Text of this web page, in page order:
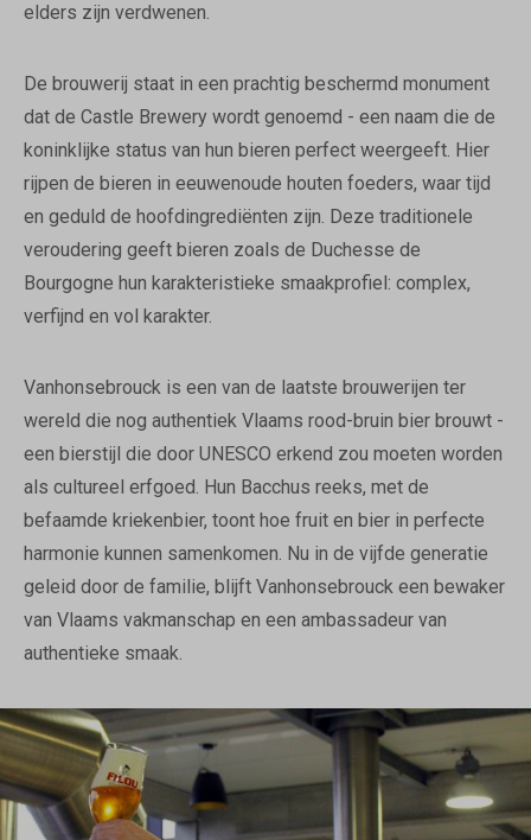
elders zijn verdwenen.
De brouwerij staat in een prachtig beschermd monument
dat de Castle Brewery wordt genoemd - een naam die de
koninklijke status van hun bieren perfect weergeeft. Hier
rijpen de bieren in eeuwenoude houten foeders, waar tijd
en geduld de hoofdingrediënten zijn. Deze traditionele
veroudering geeft bieren zoals de Duchesse de
Bourgogne hun karakteristieke smaakprofiel: complex,
verfijnd en vol karakter.
Vanhonsebrouck is een van de laatste brouwerijen ter
wereld die nog authentiek Vlaams rood-bruin bier brouwt -
een bierstijl die door UNESCO erkend zou moeten worden
als cultureel erfgoed. Hun Bacchus reeks, met de
befaamde kriekenbier, toont hoe fruit en bier in perfecte
harmonie kunnen samenkomen. Nu in de vijfde generatie
geleid door de familie, blijft Vanhonsebrouck een bewaker
van Vlaams vakmanschap en een ambassadeur van
authentieke smaak.